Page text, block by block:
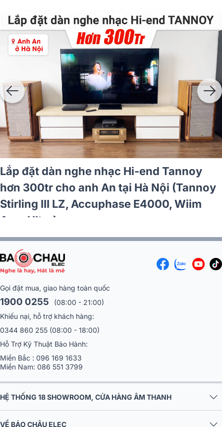
Lắp đặt dàn nghe nhạc Hi-end Tannoy
hơn 300tr cho anh An tại Hà Nội (Tannoy
Stirling III LZ, Accuphase E4000, Wiim
Amp Ultra)
Gọi đặt mua, giao hàng toàn quốc
1900 0255
(08:00 - 21:00)
Khiếu nại, hỗ trợ khách hàng:
0344 860 255 (08:00 - 18:00)
Hỗ Trợ Kỹ Thuật Bảo Hành:
Miền Bắc : 096 169 1633
Miền Nam: 086 551 3799
HỆ THỐNG 18 SHOWROOM, CỬA HÀNG ÂM THANH
VỀ BẢO CHÂU ELEC